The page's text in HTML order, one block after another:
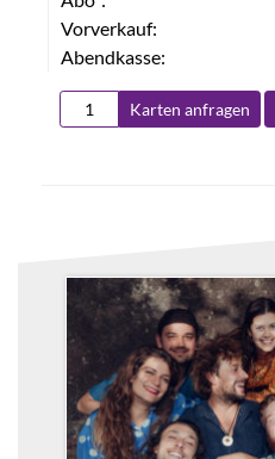
Vorverkauf:
Abendkasse:
Karten anfragen